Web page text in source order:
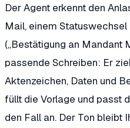
Der Agent erkennt den
Mail, einem
(„Bestätigung an Mandant
passende Schreiben: Er
Aktenzeichen, Daten und
füllt die Vorlage und passt
den Fall an. Der Ton bleibt